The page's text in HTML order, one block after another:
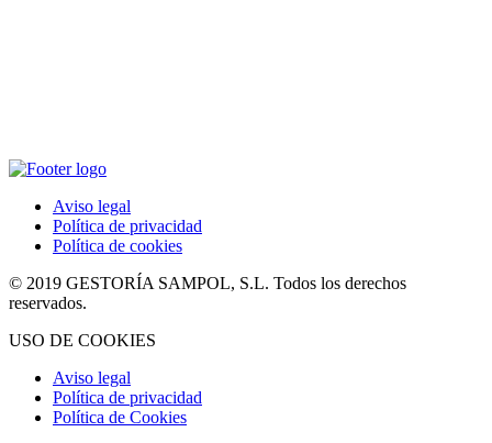
Aviso legal
Política de privacidad
Política de cookies
© 2019 GESTORÍA SAMPOL, S.L. Todos los derechos
reservados.
USO DE COOKIES
Aviso legal
Política de privacidad
Política de Cookies